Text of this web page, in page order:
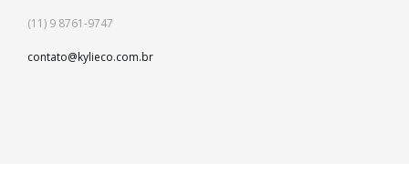
(11) 9 8761-9747
contato@kylieco.com.br